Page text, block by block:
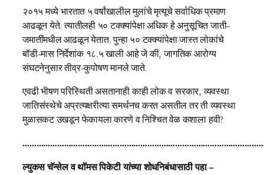
२०१५ मध्ये भारतात ५ वर्षांखालील मुलांचे मृत्यूचे सर्वाधिक प्रमाण
आढळून येते. त्यातीलही ५० टक्क्यांपेक्षा अधिक हे अनुसूचित जाती-
जमातींमधील आढळून येतात. पुन्हा ५० टक्क्यांपेक्षा जास्त लोकांचे
बॉडी-मास निर्देशांक १८.५ खाली आहे जे की, जागतिक आरोग्य
संघटनेनुसार तीव्र-कुपोषण मानले जाते.
एवढी भीषण परिस्थिती असतानाही काही लोक व सरकार, व्यवस्था
जातिसंस्थेचे अप्रत्यक्षरीत्या समर्थनच करत असतील तर ती व्यवस्था
मुळासकट उखडून फेकायला कारणे व निश्चित वेळ कशाला हवी?
ल्युकस चॅन्सेल व थॉमस पिकेटी यांच्या शोधनिबंधासाठी पहा –